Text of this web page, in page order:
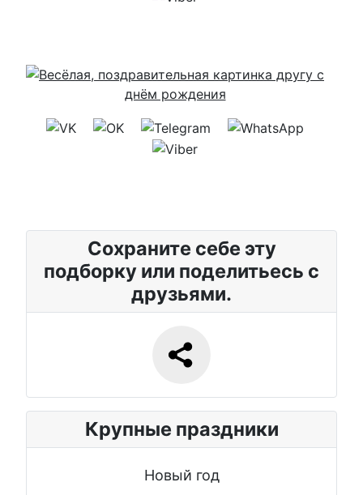
Сохраните себе эту
подборку или поделитьесь с
друзьями.
Крупные праздники
Новый год